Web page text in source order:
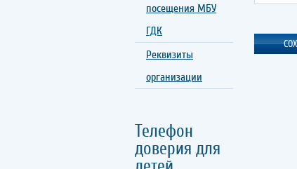
посещения МБУ
ГДК
Реквизиты
организации
Телефон
доверия для